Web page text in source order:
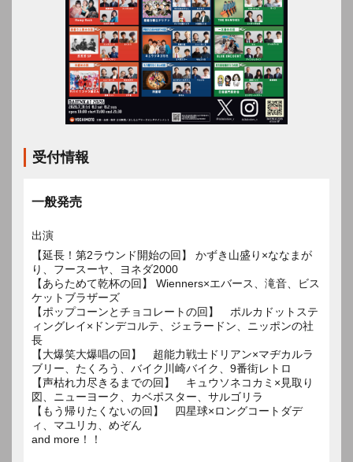
受付情報
一般発売
出演
【延長！第2ラウンド開始の回】 かずき山盛り×ななまが
り、フースーヤ、ヨネダ2000
【あらためて乾杯の回】 Wienners×エバース、滝音、ビス
ケットブラザーズ
【ポップコーンとチョコレートの回】 ポルカドットステ
ィングレイ×ドンデコルテ、ジェラードン、ニッポンの社
長
【大爆笑大爆唱の回】 超能力戦士ドリアン×マヂカルラ
ブリー、たくろう、バイク川崎バイク、9番街レトロ
【声枯れ力尽きるまでの回】 キュウソネコカミ×見取り
図、ニューヨーク、カベポスター、サルゴリラ
【もう帰りたくないの回】 四星球×ロングコートダデ
ィ、マユリカ、めぞん
and more！！